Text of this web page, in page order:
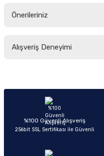
Önerileriniz
yetersiz gördüğünüz noktaları
Ürün açıklamasında eksik
Ürün bilgilerinde hatalar
Ürün fiyatı diğer sitelerden daha
Alışveriş Deneyimi
Sitemize ilk
%100 Güvenli Alışveriş
256bit SSL Sertifikası ile Güvenli